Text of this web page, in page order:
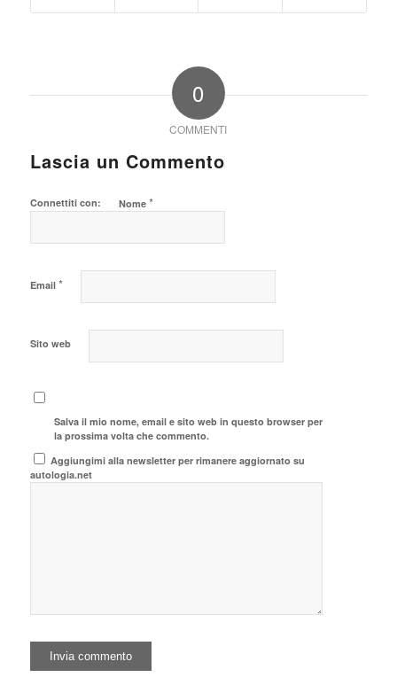
0
COMMENTI
Lascia un Commento
Connettiti con: Nome *
Email *
Sito web
Salva il mio nome, email e sito web in questo browser per
la prossima volta che commento.
Aggiungimi alla newsletter per rimanere aggiornato su
autologia.net